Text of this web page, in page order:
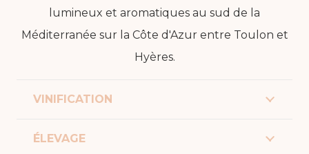
lumineux et aromatiques au sud de la
Méditerranée sur la Côte d'Azur entre Toulon et
Hyères.
VINIFICATION
ÉLEVAGE